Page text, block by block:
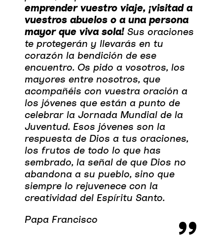
emprender vuestro viaje, ¡visitad a
vuestros abuelos o a una persona
mayor que viva sola! Sus oraciones
te protegerán y llevarás en tu
corazón la bendición de ese
encuentro. Os pido a vosotros, los
mayores entre nosotros, que
acompañéis con vuestra oración a
los jóvenes que están a punto de
celebrar la Jornada Mundial de la
Juventud. Esos jóvenes son la
respuesta de Dios a tus oraciones,
los frutos de todo lo que has
sembrado, la señal de que Dios no
abandona a su pueblo, sino que
siempre lo rejuvenece con la
creatividad del Espíritu Santo.
Papa Francisco